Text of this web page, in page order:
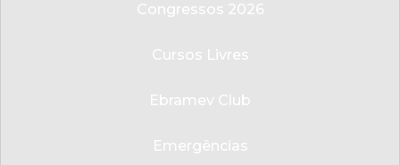
Congressos 2026
Cursos Livres
Ebramev Club
Emergências